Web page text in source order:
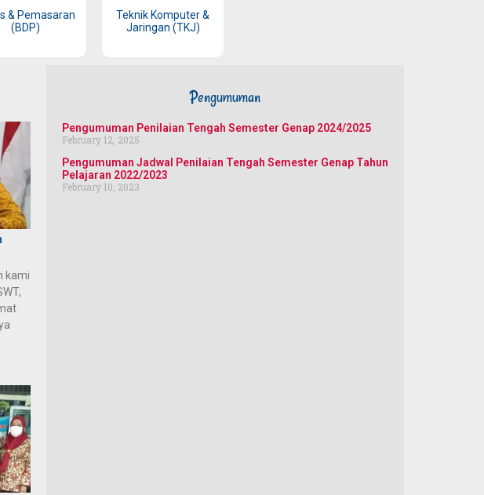
& Pemasaran
(BDP)
Teknik Komputer &
Jaringan (TKJ)
kami
Pengumuman
Pengumuman Penilaian Tengah Semester Genap 2024/2025
February 12, 2025
Pengumuman Jadwal Penilaian Tengah Semester Genap Tahun
Pelajaran 2022/2023
February 10, 2023